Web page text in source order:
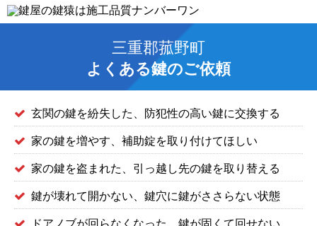
三重郡菰野町
よくある鍵のご依頼
玄関の鍵を紛失した、防犯性の高い鍵に交換する
家の鍵を増やす、補助錠を取り付けてほしい
家の鍵を盗まれた、引っ越し先の鍵を取り替える
鍵が壊れて開かない、鍵穴に鍵がささらない状態